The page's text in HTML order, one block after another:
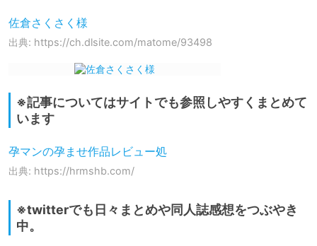
佐倉さくさく様
出典: https://ch.dlsite.com/matome/93498
※記事についてはサイトでも参照しやすくまとめて
います
孕マンの孕ませ作品レビュー処
出典: https://hrmshb.com/
※twitterでも日々まとめや同人誌感想をつぶやき
中。